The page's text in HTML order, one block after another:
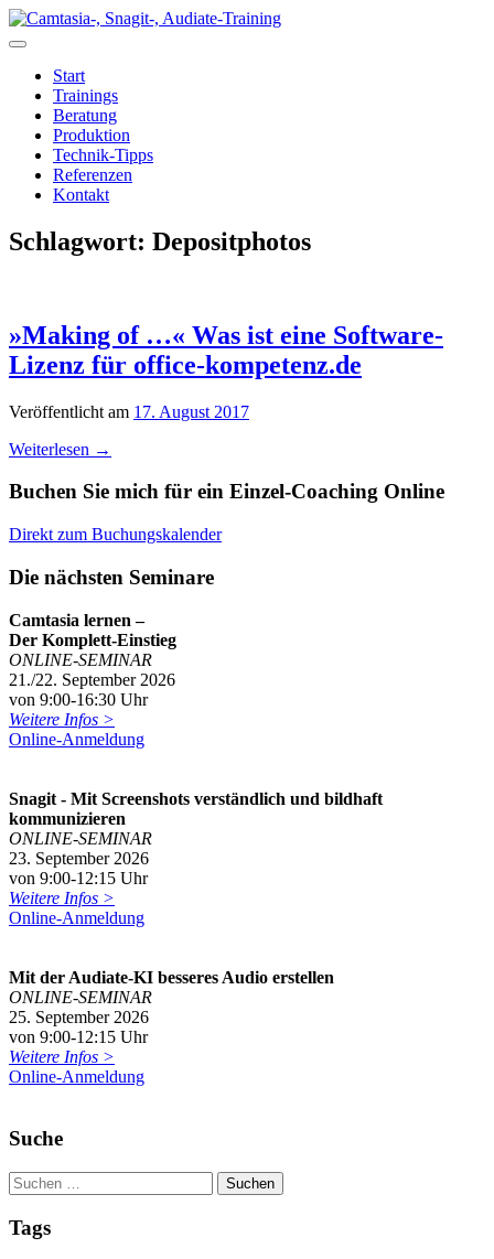
Zum
Inhalt
Start
Trainings
Beratung
Produktion
Technik-Tipps
Referenzen
Kontakt
Schlagwort: Depositphotos
»Making of …« Was ist eine Software-
Lizenz für office-kompetenz.de
Veröffentlicht am 17. August 2017
Weiterlesen →
Buchen Sie mich für ein Einzel-Coaching Online
Direkt zum Buchungskalender
Die nächsten Seminare
Camtasia lernen –
Der Komplett-Einstieg
ONLINE-SEMINAR
21./22. September 2026
von 9:00-16:30 Uhr
Weitere Infos >
Online-Anmeldung
Snagit - Mit Screenshots verständlich und bildhaft
kommunizieren
ONLINE-SEMINAR
23. September 2026
von 9:00-12:15 Uhr
Weitere Infos >
Online-Anmeldung
Mit der Audiate-KI besseres Audio erstellen
ONLINE-SEMINAR
25. September 2026
von 9:00-12:15 Uhr
Weitere Infos >
Online-Anmeldung
Suche
Tags